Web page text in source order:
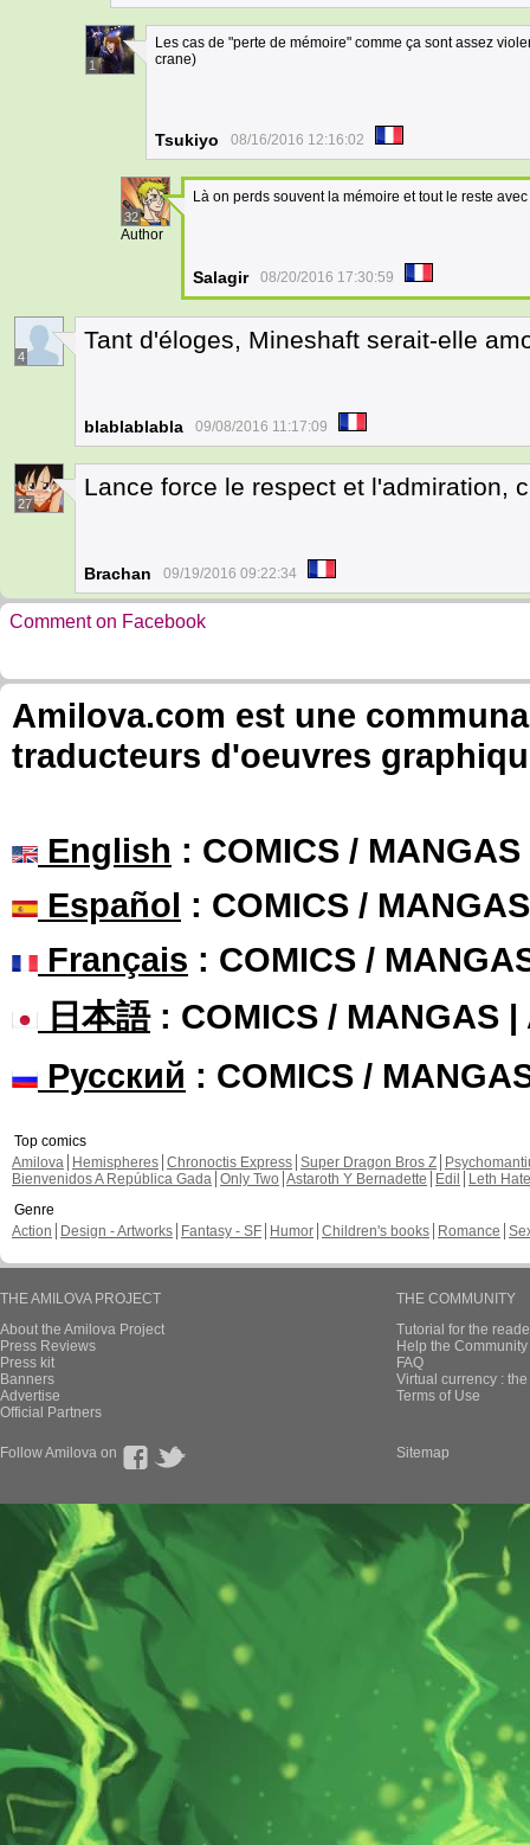
1
Les cas de "perte de mémoire" comme ça sont assez
crane)
Tsukiyo 08/16/2016 12:16:02
32
Author
Là on perds souvent la mémoire et tout le reste avec
Salagir 08/20/2016 17:30:59
4
Tant d'éloges, Mineshaft serait-elle
blablablabla 09/08/2016 11:17:09
27
Lance force le respect et l'admiration,
Brachan 09/19/2016 09:22:34
Comment on Facebook
Amilova.com est une
traducteurs d'oeuvres
English : COMICS /
Español : COMICS /
Français : COMICS /
日本語: COMICS / MANGAS |
Русский : COMICS /
Top comics
Amilova
Hemispheres Chronoctis Express Super Dragon Bros Z
Bienvenidos A República Gada Only Two Astaroth Y Bernadette Edil
Leth Hate
Genre
Action
Design - Artworks Fantasy - SF Humor Children's books Romance
THE AMILOVA PROJECT
About the Amilova Project
Press Reviews
Press kit
Banners
Advertise
Official Partners
THE COMMUNITY
Tutorial for the
Help the
FAQ
Virtual currency :
Terms of Use
Follow Amilova on Sitemap